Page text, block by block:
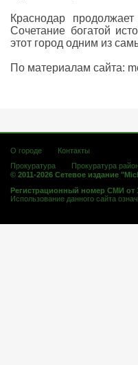
Краснодар
Сочетание богатой
этот город одним из
По материалам сайта:
О городе
Контакты
Прокуратура
Прокуратура
© 2011-2026 Сетевое издание
Регистрационный номер СМИ от
Использование данного сайта